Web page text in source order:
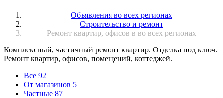
Объявления во всех регионах
Строительство и ремонт
Ремонт квартир, офисов в во всех регионах
Комплексный, частичный ремонт квартир. Отделка под ключ.
Ремонт квартир, офисов, помещений, коттеджей.
Все 92
От магазинов 5
Частные 87